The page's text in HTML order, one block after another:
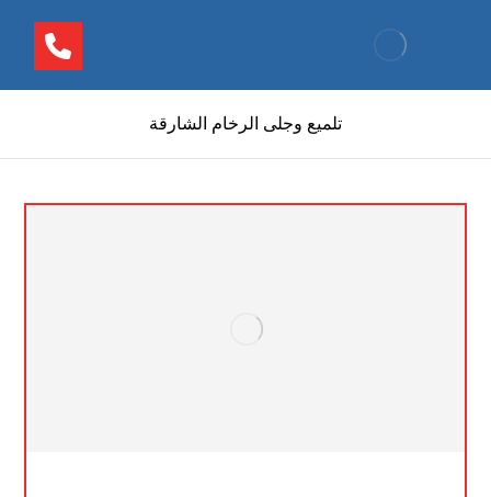
تلميع وجلى الرخام الشارقة